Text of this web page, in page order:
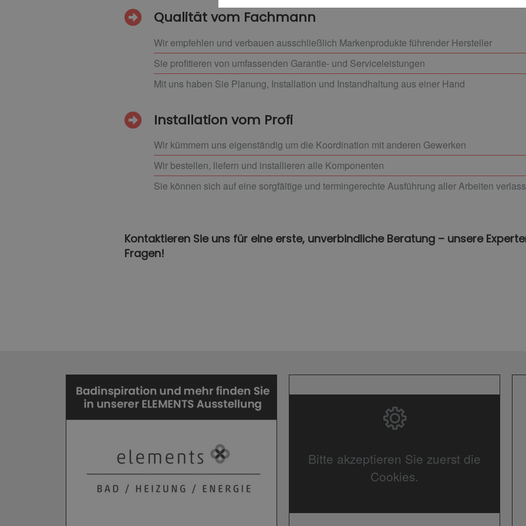
Qualität vom Fachmann
Wir empfehlen und verbauen ausschließlich Markenprodukte führender Hersteller
Sie profitieren von umfassenden Garantie- und Serviceleistungen
Mit uns haben Sie Planung, Installation und Instandhaltung aus einer Hand
Installation vom Profi
Wir kümmern uns eigenständig um die Koordination mit anderen Gewerken
Wir bestellen, liefern und installieren alle Komponenten
Sie können sich auf eine sorgfältige und termingerechte Ausführung aller Arbeiten
Kontaktieren Sie uns für eine erste, unverbindliche Beratung – unsere
Fragen!
Bitte akzeptieren Sie zuerst die
Cookies.